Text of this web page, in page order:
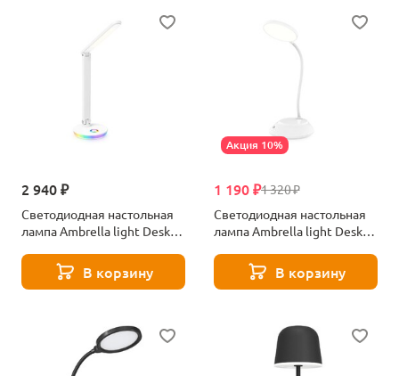
2 940 ₽
Светодиодная настольная
лампа Ambrella light Desk
В корзину
Акция 10%
1 320 ₽
1 190 ₽
Светодиодная настольная
лампа Ambrella light Desk
В корзину